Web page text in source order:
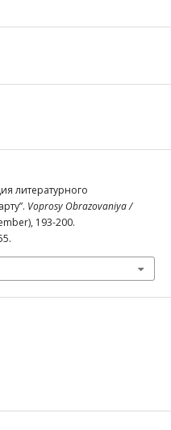
литературного
Voprosy Obrazovaniya /
193-200.